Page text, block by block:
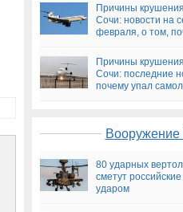
Причины
Сочи: новости на
февраля, о том,
Причины
Сочи: последние
почему упал
80 ударных
сметут
ударом